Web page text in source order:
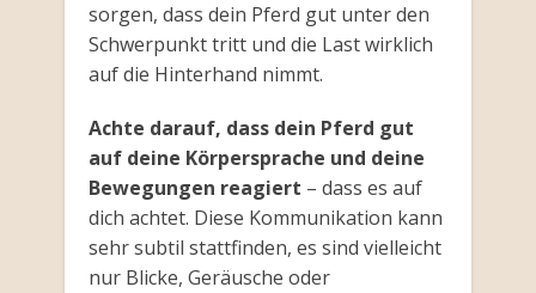
sorgen, dass dein Pferd gut unter den
Schwerpunkt tritt und die Last wirklich
auf die Hinterhand nimmt.
Achte darauf, dass dein Pferd gut
auf deine Körpersprache und deine
Bewegungen reagiert – dass es auf
dich achtet. Diese Kommunikation kann
sehr subtil stattfinden, es sind vielleicht
nur Blicke, Geräusche oder